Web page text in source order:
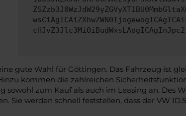
gute Wahl für Göttingen. Das Fahrzeug ist
kommen die zahlreichen
sowohl zum Kauf als auch im Leasing an.
Sie werden schnell feststellen, dass der VW